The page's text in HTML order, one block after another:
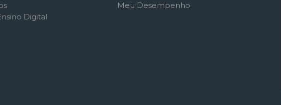
Digital
Meu Desempenho